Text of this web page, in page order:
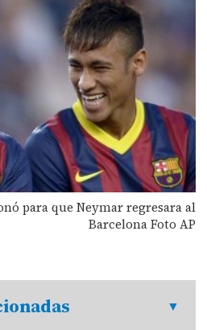
para que Neymar regresara al
Barcelona Foto AP